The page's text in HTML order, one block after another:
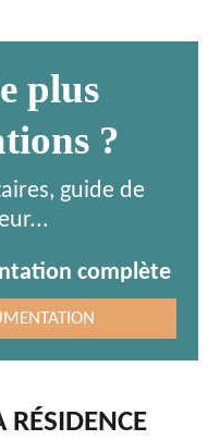
plus
?
guide de
complète
RÉSIDENCE